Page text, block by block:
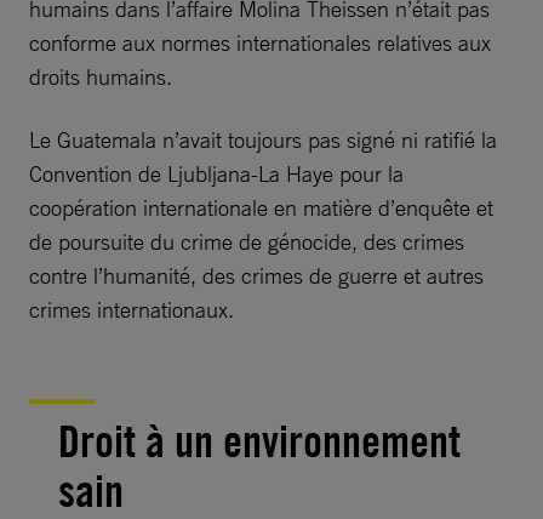
humains dans l’affaire Molina Theissen n’était pas
conforme aux normes internationales relatives aux
droits humains.
Le Guatemala n’avait toujours pas signé ni ratifié la
Convention de Ljubljana-La Haye pour la
coopération internationale en matière d’enquête et
de poursuite du crime de génocide, des crimes
contre l’humanité, des crimes de guerre et autres
crimes internationaux.
Droit à un environnement
sain